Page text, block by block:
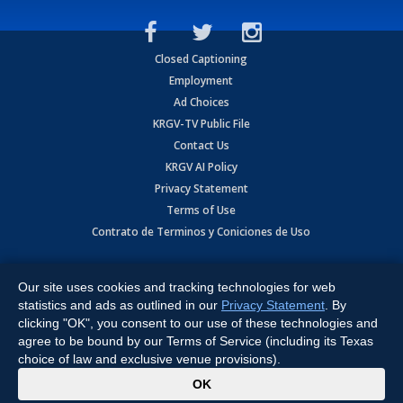
Closed Captioning
Employment
Ad Choices
KRGV-TV Public File
Contact Us
KRGV AI Policy
Privacy Statement
Terms of Use
Contrato de Terminos y Coniciones de Uso
Expressway, Weslaco, TX 78596.
All Rights Reserved. Powered by:Ruby Shore Software
Our site uses cookies and tracking technologies for web
statistics and ads as outlined in our Privacy Statement . By
clicking "OK", you consent to our use of these technologies and
agree to be bound by our Terms of Service (including its Texas
choice of law and exclusive venue provisions).
OK